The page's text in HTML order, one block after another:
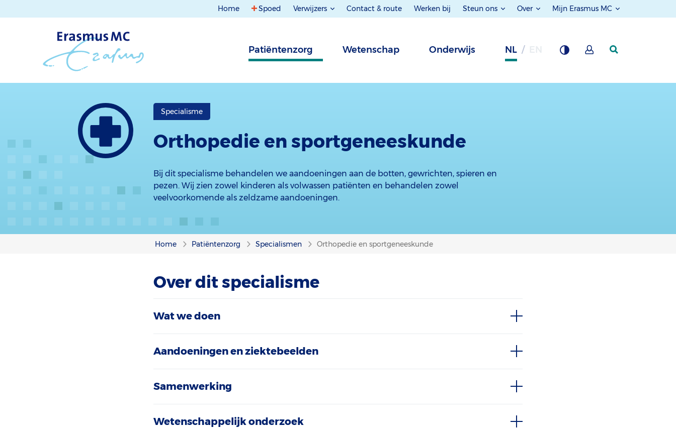
Home Spoed Verwijzers Contact & route Werken bij Steun ons Over Mijn Erasmus MC
Patiëntenzorg Wetenschap Onderwijs NL
Specialisme
Orthopedie en sportgeneeskunde
Bij dit specialisme behandelen we aandoeningen aan de botten, gewrichten, spieren en
pezen. Wij zien zowel kinderen als volwassen patiënten en behandelen zowel
veelvoorkomende als zeldzame aandoeningen.
Home Patiëntenzorg Specialismen Orthopedie en sportgeneeskunde
Over dit specialisme
Wat we doen
Aandoeningen en ziektebeelden
Samenwerking
Wetenschappelijk onderzoek